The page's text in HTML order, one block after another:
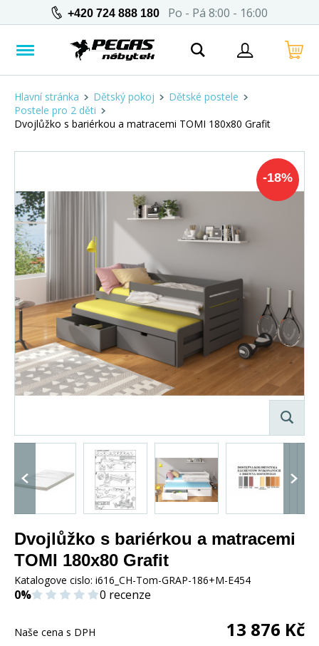
+420 724 888 180 Po - Pá 8:00 - 16:00
Hlavní stránka Dětský pokoj
Dětské postele
Postele pro 2 děti
Dvojlůžko s bariérkou a matracemi TOMI 180x80 Grafit
-18%
Dvojlůžko s bariérkou a matracemi
TOMI 180x80 Grafit
Katalogove cislo: i616_CH-Tom-GRAP-186+M-E454
0% 0 recenze
Naše cena s DPH 13 876 Kč